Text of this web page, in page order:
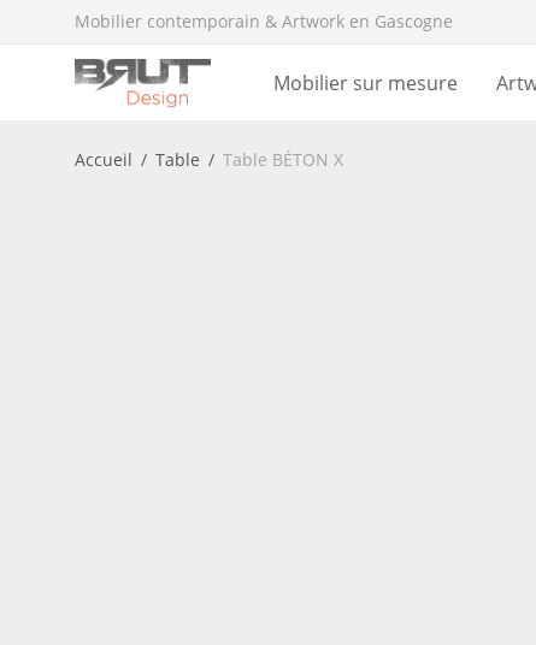
Mobilier contemporain & Artwork en Gascogne
Mobilier sur mesure
Accueil / Table / Table BÉTON X